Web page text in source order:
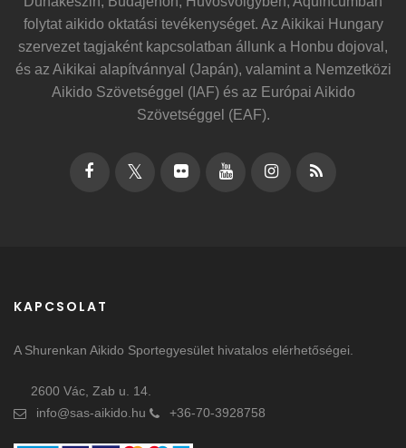
folytat aikido oktatási tevékenységet. Az Aikikai Hungary
szervezet tagjaként kapcsolatban állunk a Honbu dojoval,
és az Aikikai alapítvánnyal (Japán), valamint a Nemzetközi
Aikido Szövetséggel (IAF) és az Európai Aikido
Szövetséggel (EAF).
KAPCSOLAT
A Shurenkan Aikido Sportegyesület hivatalos elérhetőségei.
2600 Vác, Zab u. 14.
info@sas-aikido.hu
+36-70-3928758